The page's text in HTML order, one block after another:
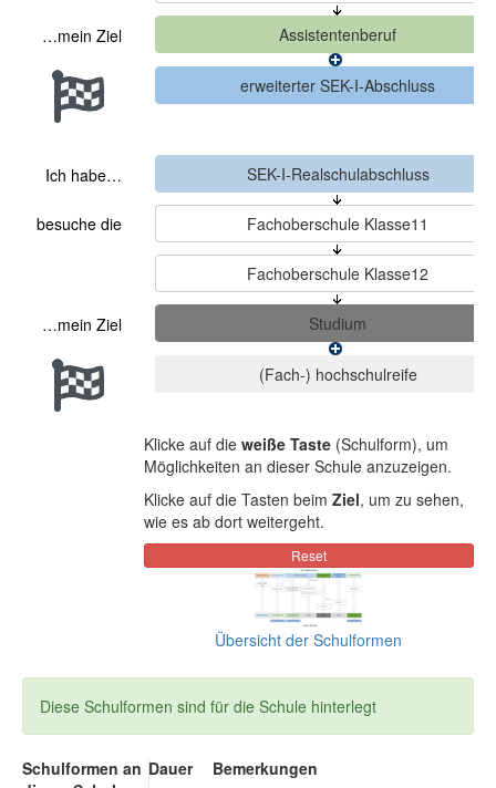
…mein Ziel
Ich habe…
besuche die
…mein Ziel
Klicke auf die weiße Taste(Schulform), um
Möglichkeiten an dieser Schule anzuzeigen.
Klicke auf die Tasten beim Ziel, um zu sehen,
wie es ab dort weitergeht.
Übersicht der Schulformen
Diese Schulformen sind für die Schule hinterlegt
Schulformen an Dauer Bemerkungen